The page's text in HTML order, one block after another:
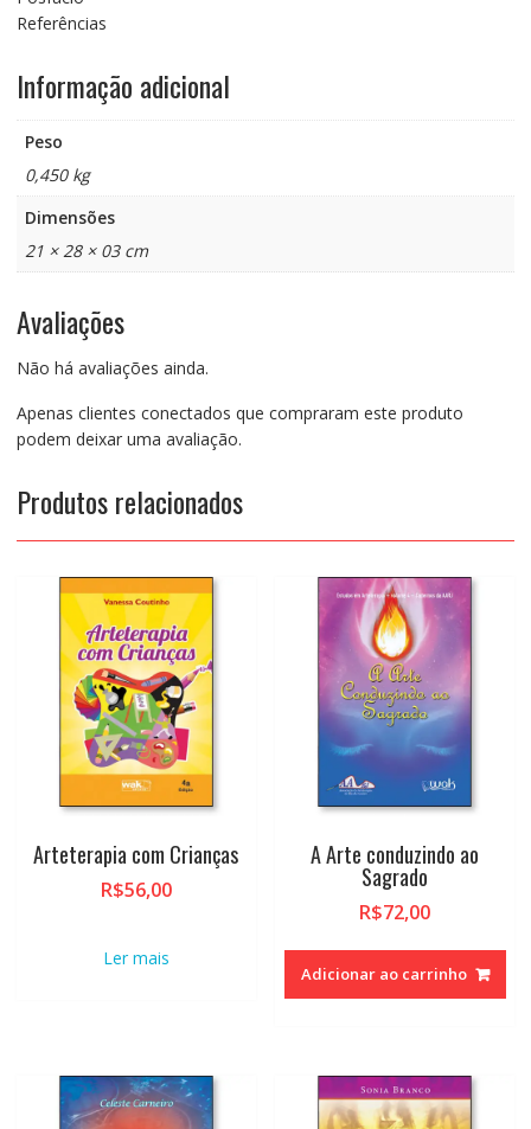
Referências
Informação adicional
Peso
0,450 kg
Dimensões
21 × 28 × 03 cm
Avaliações
Não há avaliações ainda.
Apenas clientes conectados que compraram este produto
podem deixar uma avaliação.
Produtos relacionados
Arteterapia com Crianças
R$56,00
Ler mais
A Arte conduzindo ao
Sagrado
R$72,00
Adicionar ao carrinho